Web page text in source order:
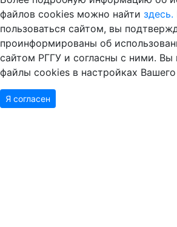
файлов cookies можно найти здесь.
пользоваться сайтом, вы
проинформированы об
сайтом РГГУ и согласны с ними.
файлы cookies в настройках Вашего
Я согласен